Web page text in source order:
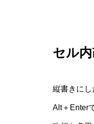
セル
縦書きにし
Alt＋Enter